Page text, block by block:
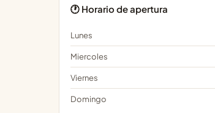
🕐 Horario de apertura
Lunes
Miercoles
Viernes
Domingo